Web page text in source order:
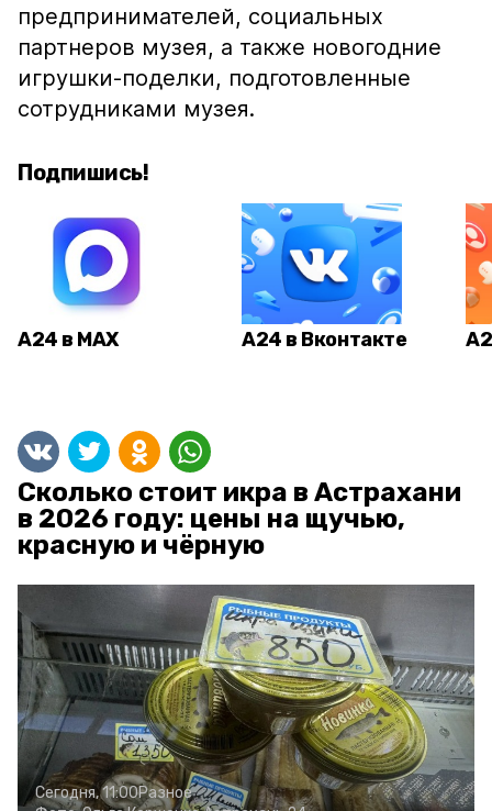
предпринимателей, социальных
партнеров музея, а также новогодние
игрушки-поделки, подготовленные
сотрудниками музея.
Подпишись!
А24 в MAX А24 в Вконтакте
Сколько стоит икра в Астрахани
в 2026 году: цены на щучью,
красную и чёрную
Сегодня, 11:00Разное